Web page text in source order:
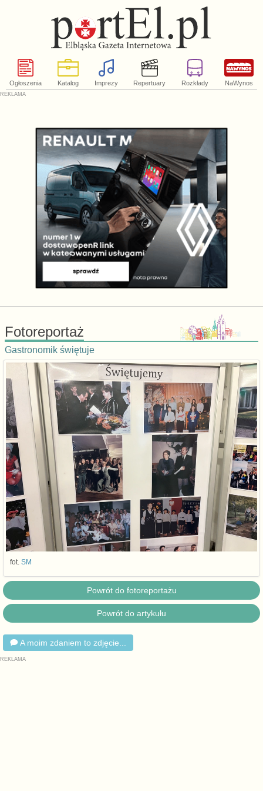
Ogłoszenia Katalog Imprezy Repertuary Rozkłady NaWynos
Fotoreportaż
Gastronomik świętuje
fot. SM
Powrót do fotoreportażu
Powrót do artykułu
A moim zdaniem to zdjęcie...